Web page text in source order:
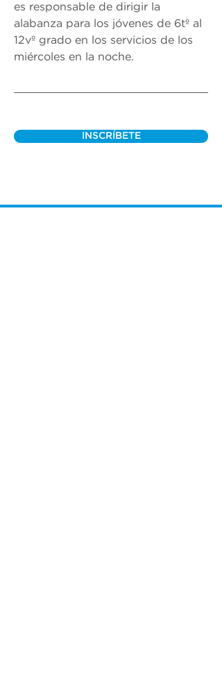
es responsable de dirigir la
alabanza para los jóvenes de 6tº al
12vº grado en los servicios de los
miércoles en la noche.
INSCRÍBETE